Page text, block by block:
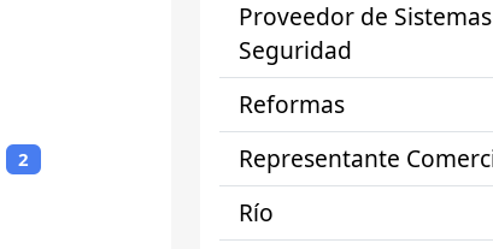
2
Proveedor de
Seguridad
Reformas
Representante
Río